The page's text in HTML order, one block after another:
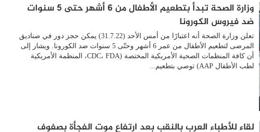
وزارة الصحة تبدأ بتطعيم الأطفال من 6 أشهر حتى 5 سنوات
ضد فيروس الكورونا
تعلن وزارة الصحة أنه اعتبارًا من أمس الأحد (31.7.22) يمكن حجز دور في صناديق
المرضى لتطعيم الأطفال من عمر 6 أشهر وحتّى 5 سنوات ضد الكورونا. ويشار إلى
أن كافة المنظمات الصحية الأمريكية المختصة (CDC، FDA، المنظمة الأمريكية
لطب الأطفال AAP) توصي بتطعيم...
لقاء للأطباء العرب بالنقب بعد ارتفاع موت الفجأة بصفوف